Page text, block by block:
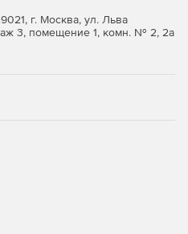
многомерный анализ MPI
устройстве.
и Linux.
г. Москва, ул. Льва
3, помещение 1, комн. № 2, 2а